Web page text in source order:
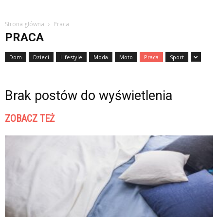
Strona główna Praca
PRACA
Dom Dzieci Lifestyle Moda Moto Praca Sport
Brak postów do wyświetlenia
ZOBACZ TEŻ